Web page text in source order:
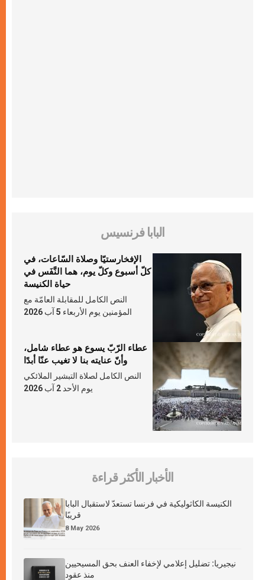
البابا فرنسيس
الإفخارستيّا وصلاة السّاعات، في
كلّ أسبوع وكلّ يوم، هما النَّفَس في
حياة الكنيسة
النص الكامل للمقابلة العامّة مع
المؤمنين يوم الأربعاء 5 آب 2026
عطاء الرّبّ يسوع هو عطاء شامل،
وأنّ عنايته بنا لا تغيب عنّا أبدًا
النص الكامل لصلاة التبشير الملائكي
يوم الأحد 2 آب 2026
الأخبار الأكثر قراءة
الكنيسة الكاثوليكية في فرنسا تستعدّ لاستقبال البابا
قريبًا
8 May 2026
نيجيريا: تضليل إعلامي لإخفاء العنف بحق المسيحيين
منذ عقود